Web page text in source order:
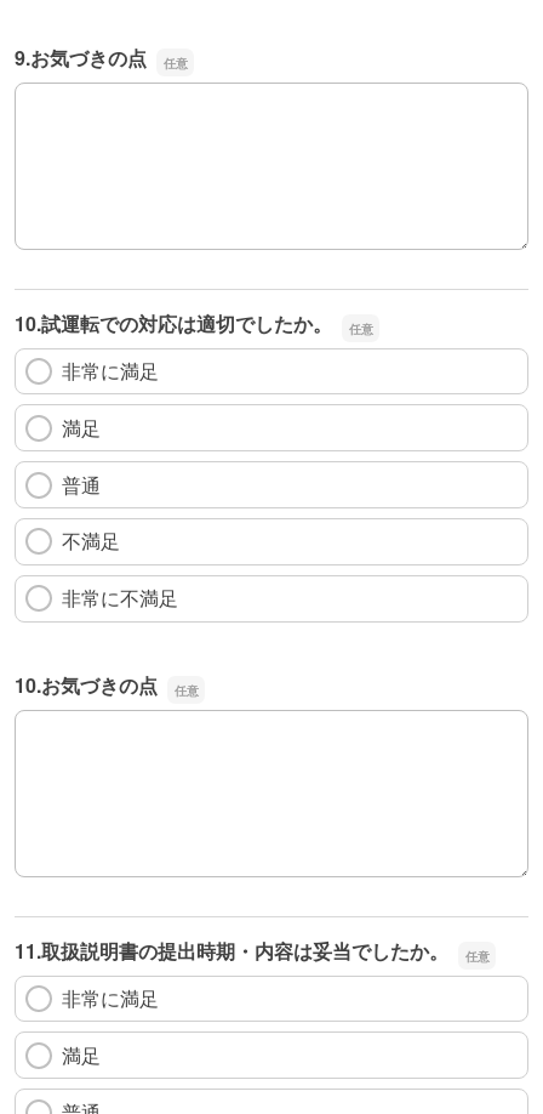
9.お気づきの点
9.お気づきの点
10.試運転での対応は適切でしたか。
非常に満足
満足
普通
不満足
非常に不満足
10.お気づきの点
10.お気づきの点
11.取扱説明書の提出時期・内容は妥当でしたか。
非常に満足
満足